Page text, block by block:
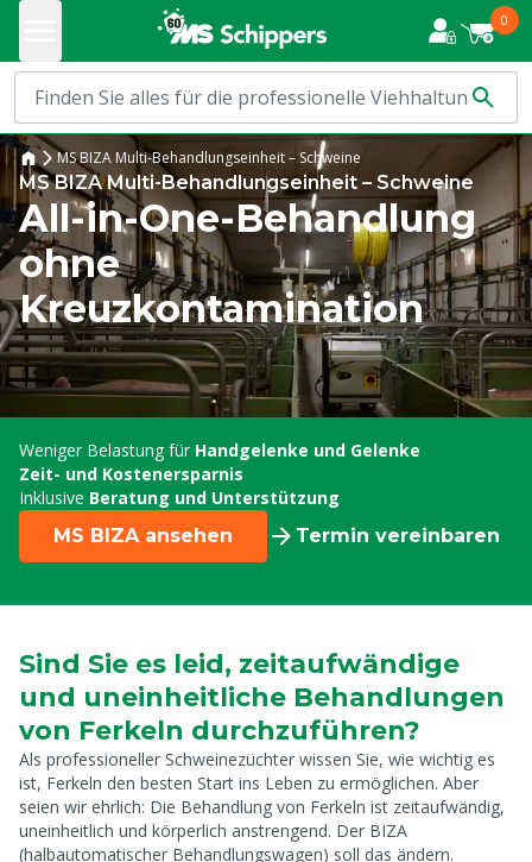
0
MS BIZA Multi-Behandlungseinheit – Schweine
MS BIZA Multi-Behandlungseinheit – Schweine
All-in-One-Behandlung
ohne
Kreuzkontamination
Weniger Belastung für Handgelenke und Gelenke
Zeit- und Kostenersparnis
Inklusive Beratung und Unterstützung
MS BIZA ansehen
Termin vereinbaren
Sind Sie es leid, zeitaufwändige
und uneinheitliche Behandlungen
von Ferkeln durchzuführen?
Als professioneller Schweinezüchter wissen Sie, wie wichtig es
ist, Ferkeln den besten Start ins Leben zu ermöglichen. Aber
seien wir ehrlich: Die Behandlung von Ferkeln ist zeitaufwändig,
uneinheitlich und körperlich anstrengend. Der BIZA
(halbautomatischer Behandlungswagen) soll das ändern.